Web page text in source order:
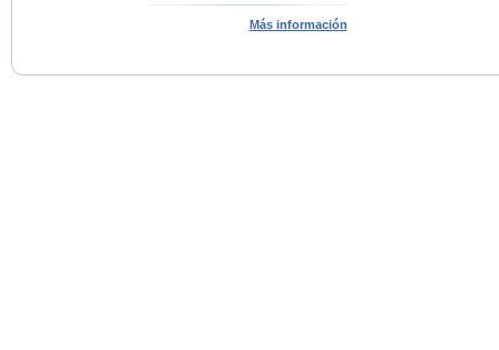
Más información